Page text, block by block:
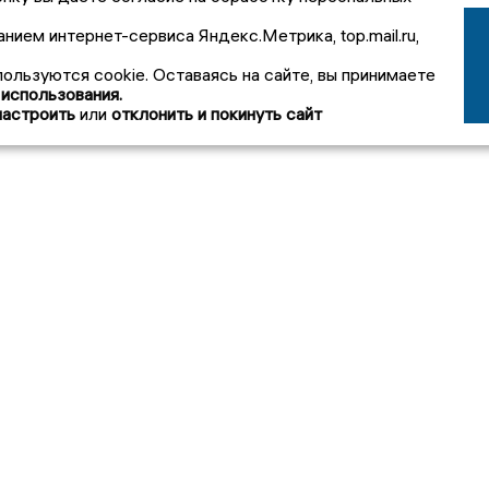
интернет-сервиса Яндекс.Метрика, top.mail.ru,
cookie. Оставаясь на сайте, вы принимаете
или отклонить и покинуть сайт